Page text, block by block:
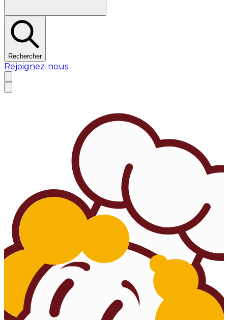
Rechercher
Rejoignez-nous